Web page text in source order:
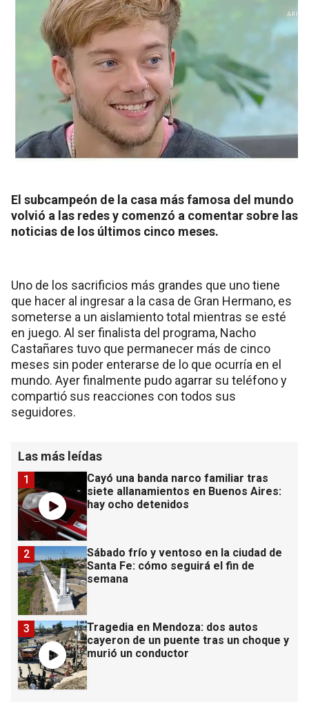
El subcampeón de la casa más famosa del mundo
volvió a las redes y comenzó a comentar sobre las
noticias de los últimos cinco meses.
Uno de los sacrificios más grandes que uno tiene
que hacer al ingresar a la casa de Gran Hermano, es
someterse a un aislamiento total mientras se esté
en juego. Al ser finalista del programa, Nacho
Castañares tuvo que permanecer más de cinco
meses sin poder enterarse de lo que ocurría en el
mundo. Ayer finalmente pudo agarrar su teléfono y
compartió sus reacciones con todos sus
seguidores.
Las más leídas
Cayó una banda narco familiar tras
siete allanamientos en Buenos Aires:
hay ocho detenidos
1
Sábado frío y ventoso en la ciudad de
Santa Fe: cómo seguirá el fin de
semana
2
Tragedia en Mendoza: dos autos
cayeron de un puente tras un choque y
murió un conductor
3